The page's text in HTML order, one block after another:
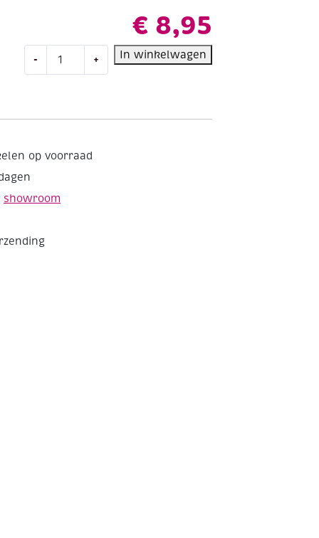
€ 8,95
- + In winkelwagen
op voorraad
showroom